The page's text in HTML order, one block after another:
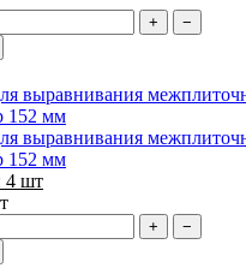
+
−
выравнивания
152 мм
выравнивания
152 мм
4 шт
+
−